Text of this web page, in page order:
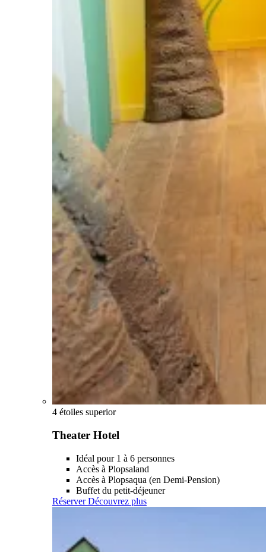
4 étoiles superior
Theater Hotel
Idéal pour 1 à 6 personnes
Accès à Plopsaland
Accès à Plopsaqua (en Demi-Pension)
Buffet du petit-déjeuner
Réserver Découvrez plus